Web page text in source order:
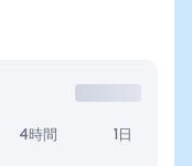
4時間 1日